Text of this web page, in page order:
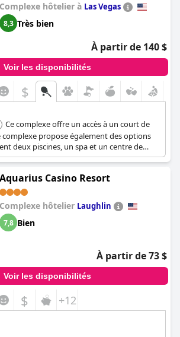
Complexe hôtelier à Las Vegas
8,3 Très bien
À partir de 140 $
Voir les disponibilités
$
Ce complexe offre un accès à un court de
complexe propose également des options
deux piscines, un spa et un centre de
à proximité.
Aquarius Casino Resort
Complexe hôtelier Laughlin
7,8 Bien
À partir de 73 $
Voir les disponibilités
$ +12